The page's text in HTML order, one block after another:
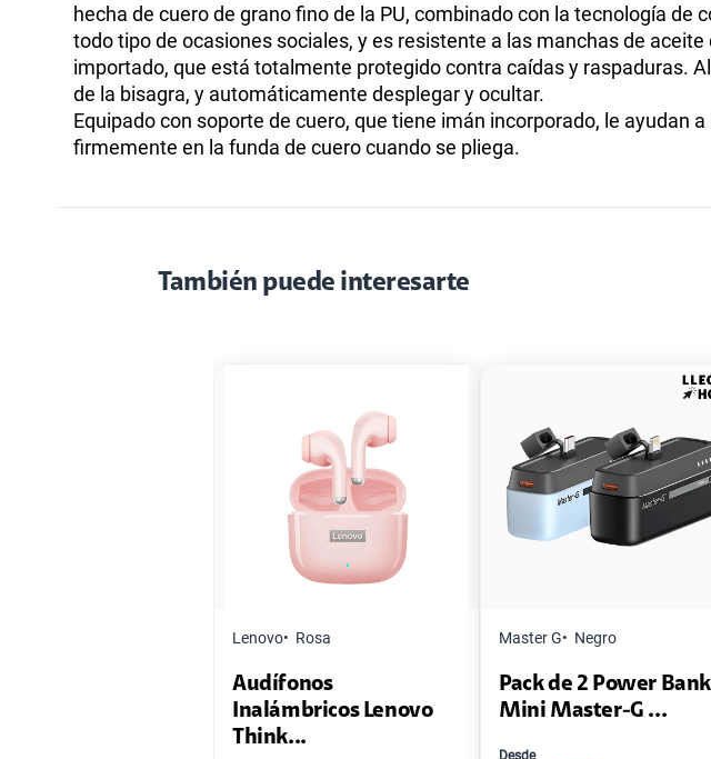
hecha de cuero de grano fino de la PU, combinado con la tecnología
todo tipo de ocasiones sociales, y es resistente a las manchas de
importado, que está totalmente protegido contra caídas y raspaduras.
de la bisagra, y automáticamente desplegar y ocultar.
Equipado con soporte de cuero, que tiene imán incorporado, le
firmemente en la funda de cuero cuando se pliega.
También puede interesarte
Lenovo Rosa
Audífonos
Inalámbricos Lenovo
Think...
Master G Negro
Pack de 2 Power Bank
Mini Master-G ...
Desde